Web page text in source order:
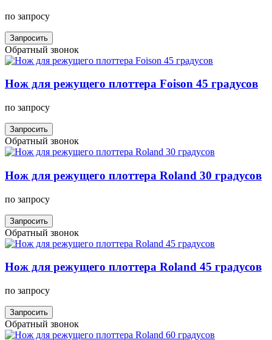
по запросу
Запросить
Обратный звонок
Нож для режущего плоттера Foison 45 градусов
по запросу
Запросить
Обратный звонок
Нож для режущего плоттера Roland 30 градусов
по запросу
Запросить
Обратный звонок
Нож для режущего плоттера Roland 45 градусов
по запросу
Запросить
Обратный звонок